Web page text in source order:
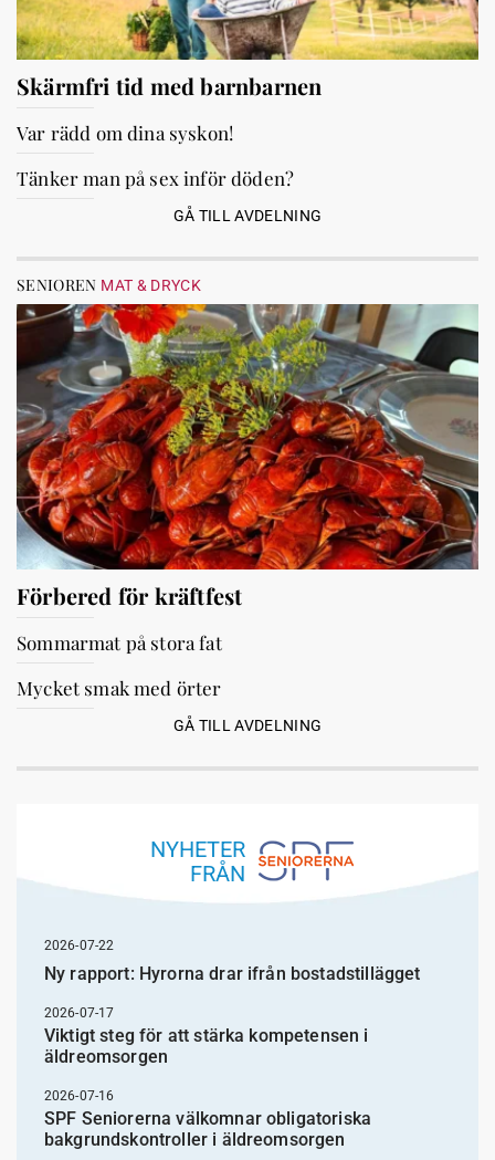
Skärmfri tid med barnbarnen
Var rädd om dina syskon!
Tänker man på sex inför döden?
GÅ TILL AVDELNING
SENIOREN MAT & DRYCK
Förbered för kräftfest
Sommarmat på stora fat
Mycket smak med örter
GÅ TILL AVDELNING
NYHETER
FRÅN
2026-07-22
Ny rapport: Hyrorna drar ifrån bostadstillägget
2026-07-17
Viktigt steg för att stärka kompetensen i
äldreomsorgen
2026-07-16
SPF Seniorerna välkomnar obligatoriska
bakgrundskontroller i äldreomsorgen